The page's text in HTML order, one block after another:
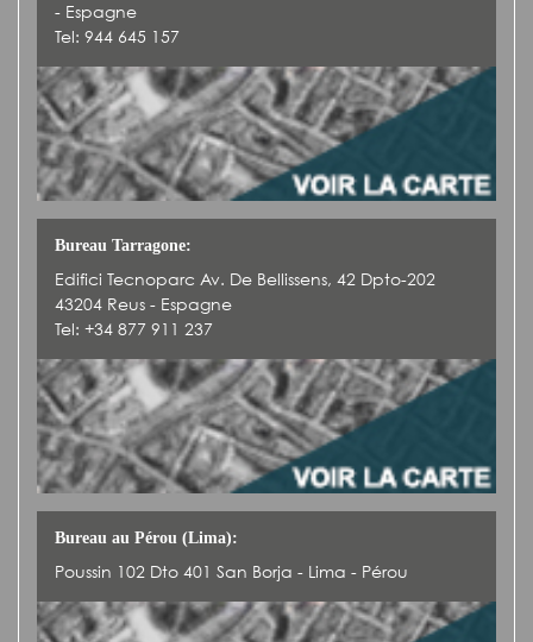
- Espagne
Tel: 944 645 157
Bureau Tarragone:
Edifici Tecnoparc Av. De Bellissens, 42 Dpto-202
43204 Reus - Espagne
Tel: +34 877 911 237
Bureau au Pérou (Lima):
Poussin 102 Dto 401 San Borja - Lima - Pérou